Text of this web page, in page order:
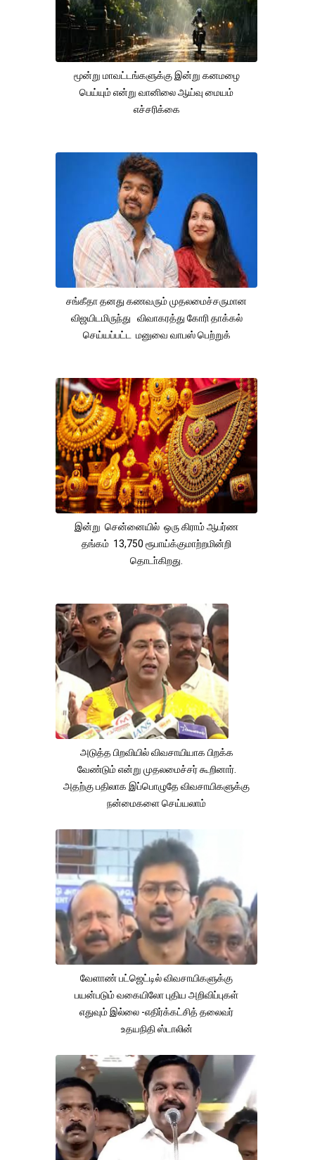
மூன்று மாவட்டங்களுக்கு இன்று கனமழை
பெய்யும் என்று வானிலை ஆய்வு மையம்
எச்சரிக்கை
சங்கீதா தனது கணவரும் முதலமைச்சருமான
விஜயிடமிருந்து விவாகரத்து கோரி தாக்கல்
செய்யப்பட்ட மனுவை வாபஸ் பெற்றுக்
இன்று சென்னையில் ஒரு கிராம் ஆபர்ண
தங்கம் 13,750 ரூபாய்க்குமாற்றமின்றி
தொடா்கிறது.
அடுத்த பிறவியில் விவசாயியாக பிறக்க
வேண்டும் என்று முதலமைச்சர் கூறினார்.
அதற்கு பதிலாக இப்பொழுதே விவசாயிகளுக்கு
நன்மைகளை செய்யலாம்
வேளாண் பட்ஜெட்டில் விவசாயிகளுக்கு
பயன்படும் வகையிலோ புதிய அறிவிப்புகள்
எதுவும் இல்லை -எதிர்க்கட்சித் தலைவர்
உதயநிதி ஸ்டாலின்